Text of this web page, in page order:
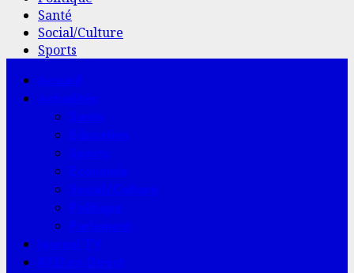
Santé
Social/Culture
Sports
Menu
principal
Accueil
Actualités
Santé
Education
Sports
Economie
Social/Culture
Politique
Parlement
Journal TV
RTD en Direct